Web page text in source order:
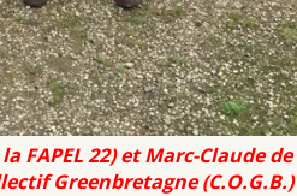
22) et Marc-Claude
Greenbretagne